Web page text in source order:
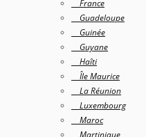
France
Guadeloupe
Guinée
Guyane
Haîti
Île Maurice
La Réunion
Luxembourg
Maroc
Martinique